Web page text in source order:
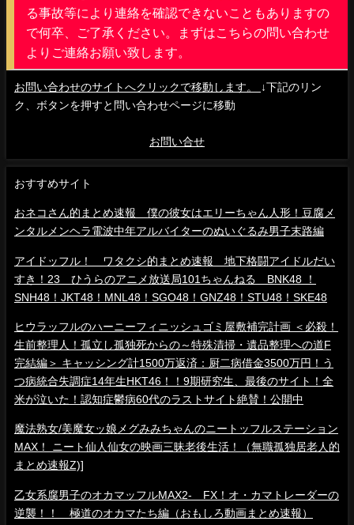
る事故等により連絡を確認できないこともありますの
で何卒、ご了承ください。まずはこちらの問い合わせ
よりご連絡お願い致します。
お問い合わせのサイトへクリックで移動します。
↓下記のリン
ク、ボタンを押すと問い合わせページに移動
お問い合せ
おすすめサイト
おネコさん的まとめ速報 僕の彼女はエリーちゃん人形！豆腐メ
ンタルメンヘラ電波中年アルバイターのぬいぐるみ男子末路編
アイドッフル！ ワタクシ的まとめ速報 地下格闘アイドルだい
すき！23 ひうらのアニメ放送局101ちゃんねる BNK48 ！
SNH48！JKT48！MNL48！SGO48！GNZ48！STU48！SKE48
ヒウラッフルのハーニーフィニッシュゴミ屋敷補完計画 ＜必殺！
生前整理人！孤立し孤独死からの～特殊清掃・遺品整理への道F
完結編＞ キャッシング計1500万返済：厨二病借金3500万円！う
つ病統合失調症14年生HKT46！！9期研究生、最後のサイト！全
米が泣いた！認知症鬱病60代のラストサイト絶賛！公開中
魔法熟女/美魔女ッ娘メグみみちゃんのニートッフルステーション
MAX！ ニート仙人仙女の映画三昧老後生活！（無職孤独居老人的
まとめ速報Z)]
乙女系腐男子のオカマッフルMAX2- FX！オ・カマトレーダーの
逆襲！！ 極道のオカマたち編（おもしろ動画まとめ速報）